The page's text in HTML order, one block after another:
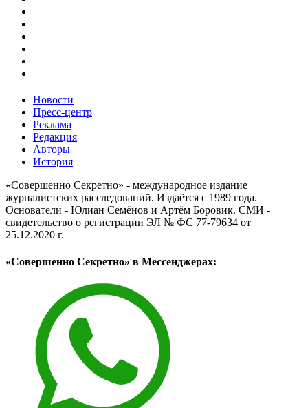
Новости
Пресс-центр
Реклама
Редакция
Авторы
История
«Совершенно Секретно» - международное издание
журналистских расследований. Издаётся с 1989 года.
Основатели - Юлиан Семёнов и Артём Боровик. CМИ -
свидетельство о регистрации ЭЛ № ФС 77-79634 от
25.12.2020 г.
«Совершенно Секретно» в Мессенджерах: